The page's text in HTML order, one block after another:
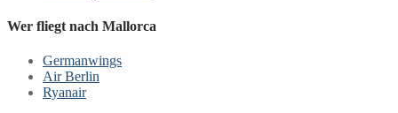
Wer fliegt nach Mallorca
Germanwings
Air Berlin
Ryanair